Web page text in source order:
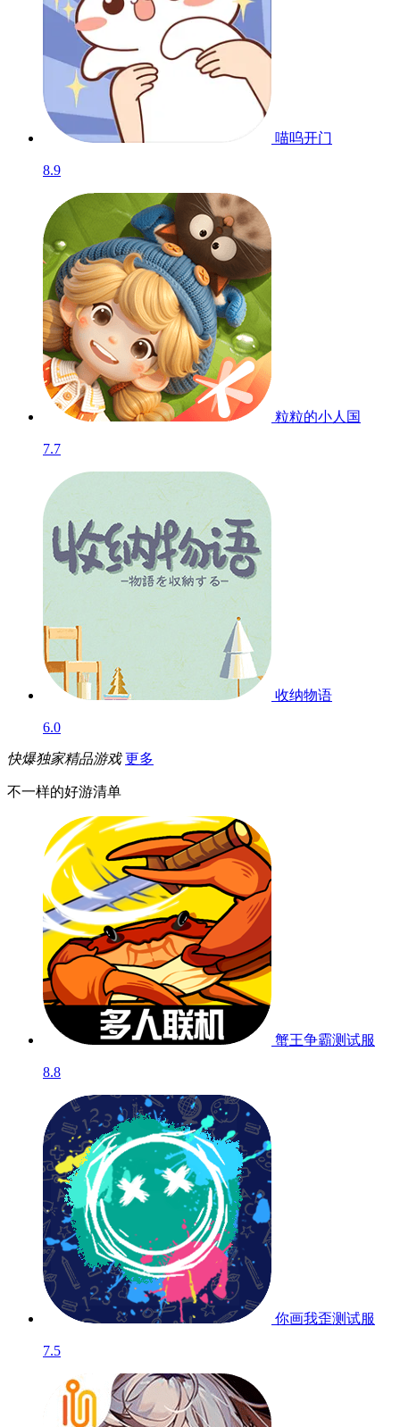
喵呜开门
8.9
粒粒的小人国
7.7
收纳物语
6.0
快爆独家精品游戏 更多
不一样的好游清单
蟹王争霸测试服
8.8
你画我歪测试服
7.5